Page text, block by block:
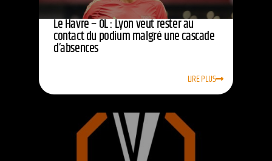
Le Havre – OL : Lyon veut rester au
contact du podium malgré une cascade
d’absences
LIRE PLUS